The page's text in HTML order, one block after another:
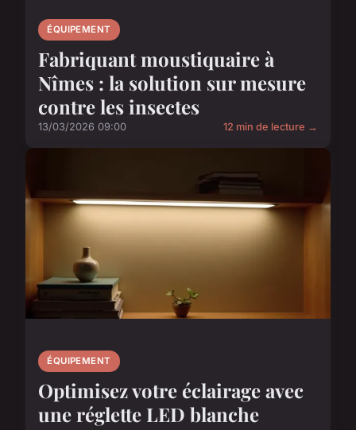
ÉQUIPEMENT
Fabriquant moustiquaire à
Nîmes : la solution sur mesure
contre les insectes
13/03/2026 09:00 12 min de lecture →
ÉQUIPEMENT
Optimisez votre éclairage avec
une réglette LED blanche